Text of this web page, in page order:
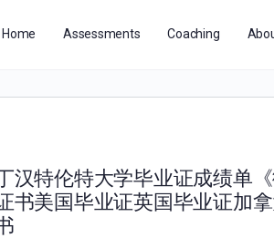
Home Assessments Coaching
汉特伦特大学毕业证成绩单
书美国毕业证英国毕业证加